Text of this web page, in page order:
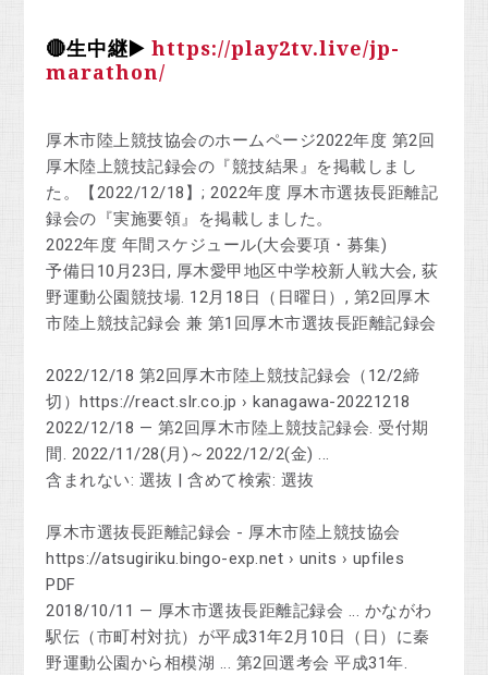
🔴生中継▶️https://play2tv.live/jp-
marathon/
厚木市陸上競技協会のホームページ2022年度 第2回
厚木陸上競技記録会の『競技結果』を掲載しまし
た。【2022/12/18】; 2022年度 厚木市選抜長距離記
録会の『実施要領』を掲載しました。
2022年度 年間スケジュール(大会要項・募集)
予備日10月23日, 厚木愛甲地区中学校新人戦大会, 荻
野運動公園競技場. 12月18日（日曜日）, 第2回厚木
市陸上競技記録会 兼 第1回厚木市選抜長距離記録会
2022/12/18 第2回厚木市陸上競技記録会（12/2締
切）https://react.slr.co.jp › kanagawa-20221218
2022/12/18 — 第2回厚木市陸上競技記録会. 受付期
間. 2022/11/28(月)～2022/12/2(金) ...
含まれない: 選抜 ‎| 含めて検索: 選抜
厚木市選抜長距離記録会 - 厚木市陸上競技協会
https://atsugiriku.bingo-exp.net › units › upfiles
PDF
2018/10/11 — 厚木市選抜長距離記録会 ... かながわ
駅伝（市町村対抗）が平成31年2月10日（日）に秦
野運動公園から相模湖 ... 第2回選考会 平成31年.